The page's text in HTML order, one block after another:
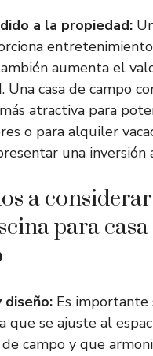
a la propiedad:
aumenta el
Una casa de campo
atractiva para
o para alquiler
una inversión
a
para casa
diseño: Es importante
que se ajuste al
de campo y que